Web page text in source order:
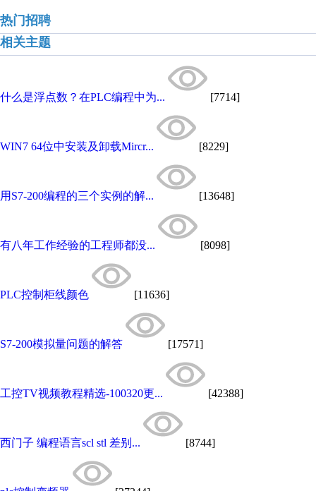
热门招聘
相关主题
什么是浮点数？在PLC编程中为... [7714]
WIN7 64位中安装及卸载Mircr... [8229]
用S7-200编程的三个实例的解... [13648]
有八年工作经验的工程师都没... [8098]
PLC控制柜线颜色 [11636]
S7-200模拟量问题的解答 [17571]
工控TV视频教程精选-100320更... [42388]
西门子 编程语言scl stl 差别... [8744]